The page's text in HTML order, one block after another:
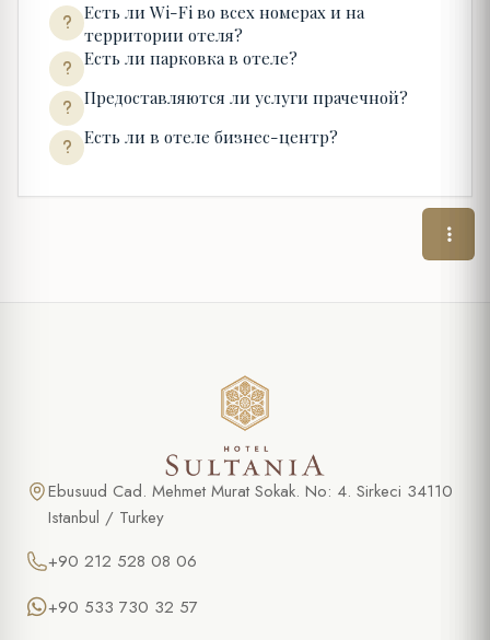
Есть ли Wi-Fi во всех номерах и на
территории отеля?
Есть ли парковка в отеле?
Предоставляются ли услуги прачечной?
Есть ли в отеле бизнес-центр?
Ebusuud Cad. Mehmet Murat Sokak. No: 4. Sirkeci 34110
Istanbul / Turkey
+90 212 528 08 06
+90 533 730 32 57